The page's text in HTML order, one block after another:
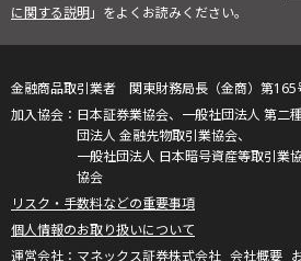
に関する説明」をよくお読みください。
金融商品取引業者 関東財務局長（金商）第165
日本証券業協会、一般社団法人 第二
団法人 金融先物取引業協会、
一般社団法人 日本暗号資産等取引業
協会
リスク・手数料などの重要事項
個人情報のお取り扱いについて
マネックス証券株式会社 会社概要